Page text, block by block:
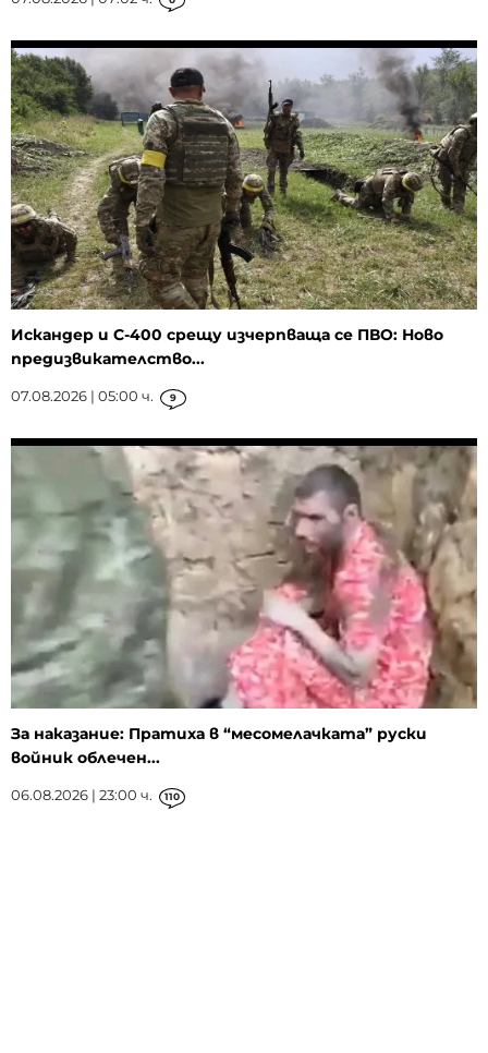
Искандер и С-400 срещу изчерпваща се ПВО: Ново
предизвикателство...
07.08.2026 | 05:00 ч. 9
За наказание: Пратиха в “месомелачката” руски
войник облечен...
06.08.2026 | 23:00 ч. 110